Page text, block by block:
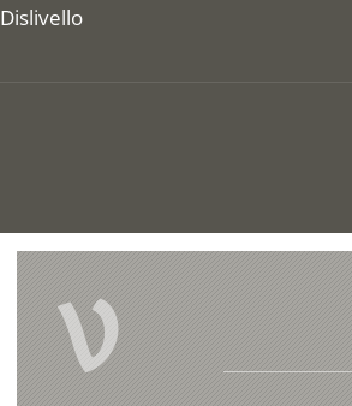
Dislivello
V